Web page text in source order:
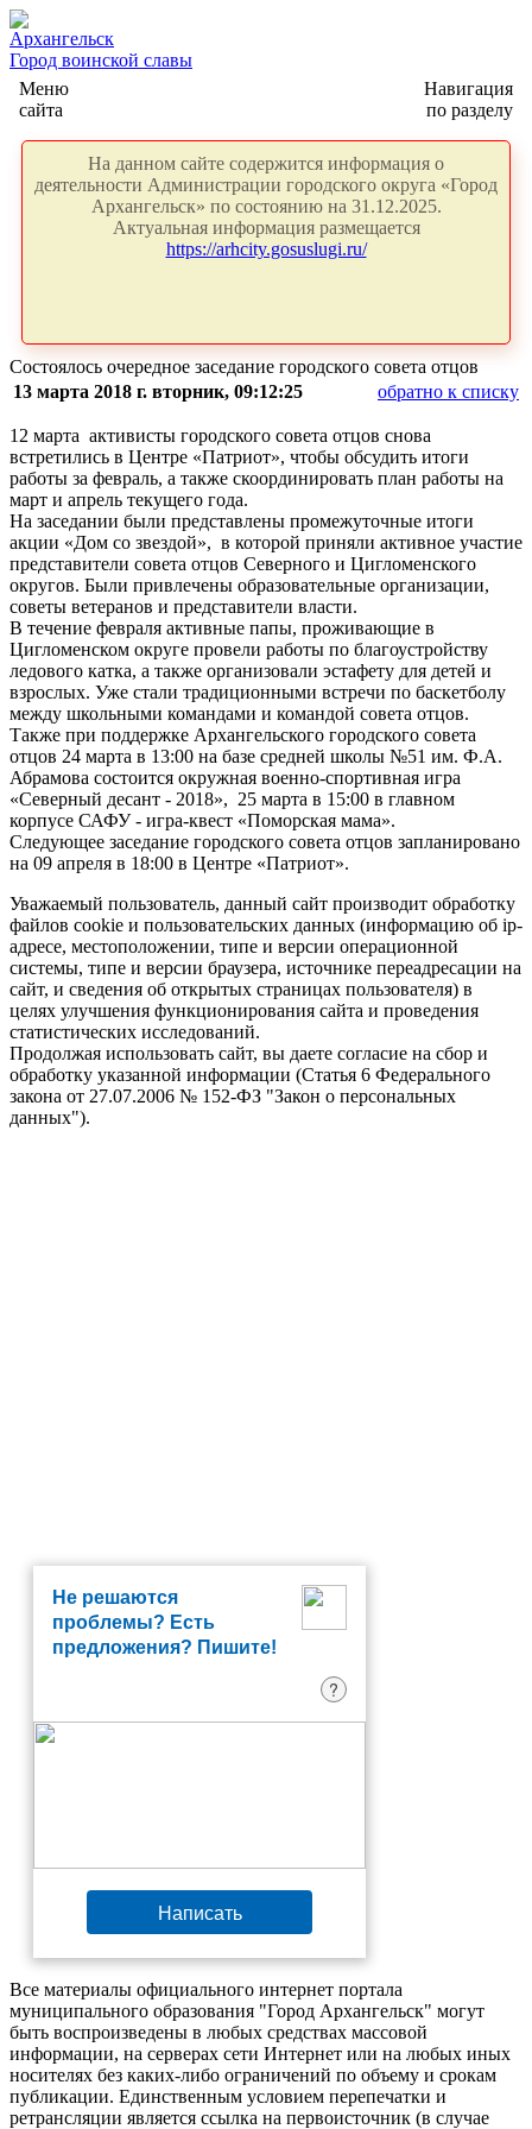
Архангельск
Город воинской славы
Меню
сайта
Навигация
по разделу
На данном сайте содержится информация о
деятельности Администрации городского округа «Город
Архангельск» по состоянию на 31.12.2025.
Актуальная информация размещается
https://arhcity.gosuslugi.ru/
Состоялось очередное заседание городского совета отцов
13 марта 2018 г. вторник, 09:12:25
обратно к списку
12 марта активисты городского совета отцов снова
встретились в Центре «Патриот», чтобы обсудить итоги
работы за февраль, а также скоординировать план работы на
март и апрель текущего года.
На заседании были представлены промежуточные итоги
акции «Дом со звездой», в которой приняли активное участие
представители совета отцов Северного и Цигломенского
округов. Были привлечены образовательные организации,
советы ветеранов и представители власти.
В течение февраля активные папы, проживающие в
Цигломенском округе провели работы по благоустройству
ледового катка, а также организовали эстафету для детей и
взрослых. Уже стали традиционными встречи по баскетболу
между школьными командами и командой совета отцов.
Также при поддержке Архангельского городского совета
отцов 24 марта в 13:00 на базе средней школы №51 им. Ф.А.
Абрамова состоится окружная военно-спортивная игра
«Северный десант - 2018», 25 марта в 15:00 в главном
корпусе САФУ - игра-квест «Поморская мама».
Следующее заседание городского совета отцов запланировано
на 09 апреля в 18:00 в Центре «Патриот».
Уважаемый пользователь, данный сайт производит обработку
файлов cookie и пользовательских данных (информацию об ip-
адресе, местоположении, типе и версии операционной
системы, типе и версии браузера, источнике переадресации на
сайт, и сведения об открытых страницах пользователя) в
целях улучшения функционирования сайта и проведения
статистических исследований.
Продолжая использовать сайт, вы даете согласие на сбор и
обработку указанной информации (Статья 6 Федерального
закона от 27.07.2006 № 152-ФЗ "Закон о персональных
данных").
Не решаются
проблемы? Есть
предложения? Пишите!
?
Написать
Все материалы официального интернет портала
муниципального образования "Город Архангельск" могут
быть воспроизведены в любых средствах массовой
информации, на серверах сети Интернет или на любых иных
носителях без каких-либо ограничений по объему и срокам
публикации. Единственным условием перепечатки и
ретрансляции является ссылка на первоисточник (в случае